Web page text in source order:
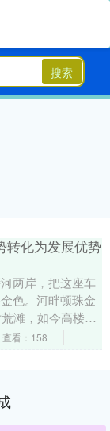
搜索
转化为发展优势
两岸，把这座车
色。河畔顿珠金
滩，如今高楼鳞
大型企业的牌匾
查看：158